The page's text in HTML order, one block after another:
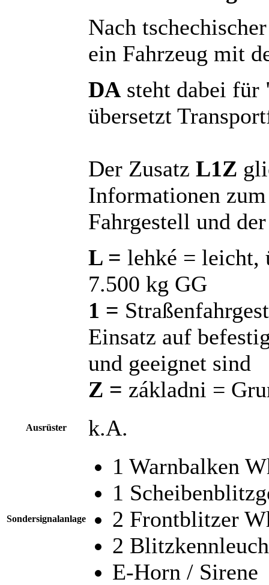
Nach
ein Fahrzeug mit
DA steht dabei
übersetzt
Der Zusatz L1Z
Informationen
Fahrgestell und
L = lehké = leicht,
7.500 kg GG
1 =
Einsatz auf
und geeignet sind
Z = základni =
Ausrüster k.A.
Sondersignalanlage
1 Warnbalken
1
2 Frontblitzer
2
E-Horn / Sirene